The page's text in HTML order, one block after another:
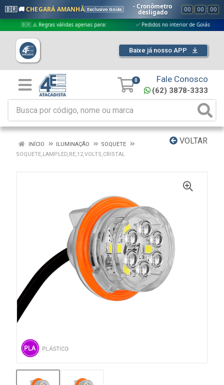
🇧🇷 🚚CHEGARÁ AMANHÃ Exclusivo Goiás - Cronômetro
desligado 00 : 00 : 00
🇧🇷 ⚠️ Regras válidas apenas para: ✅ Pedidos no interior de Goiás
Baixe já nosso APP
0 Fale Conosco
(62) 3878-3333
VOLTAR
INÍCIO ILUMINAÇÃO
SOQUETE
SOQUETE,LAMPLED,RE,12,VOLTS,CRISTAL